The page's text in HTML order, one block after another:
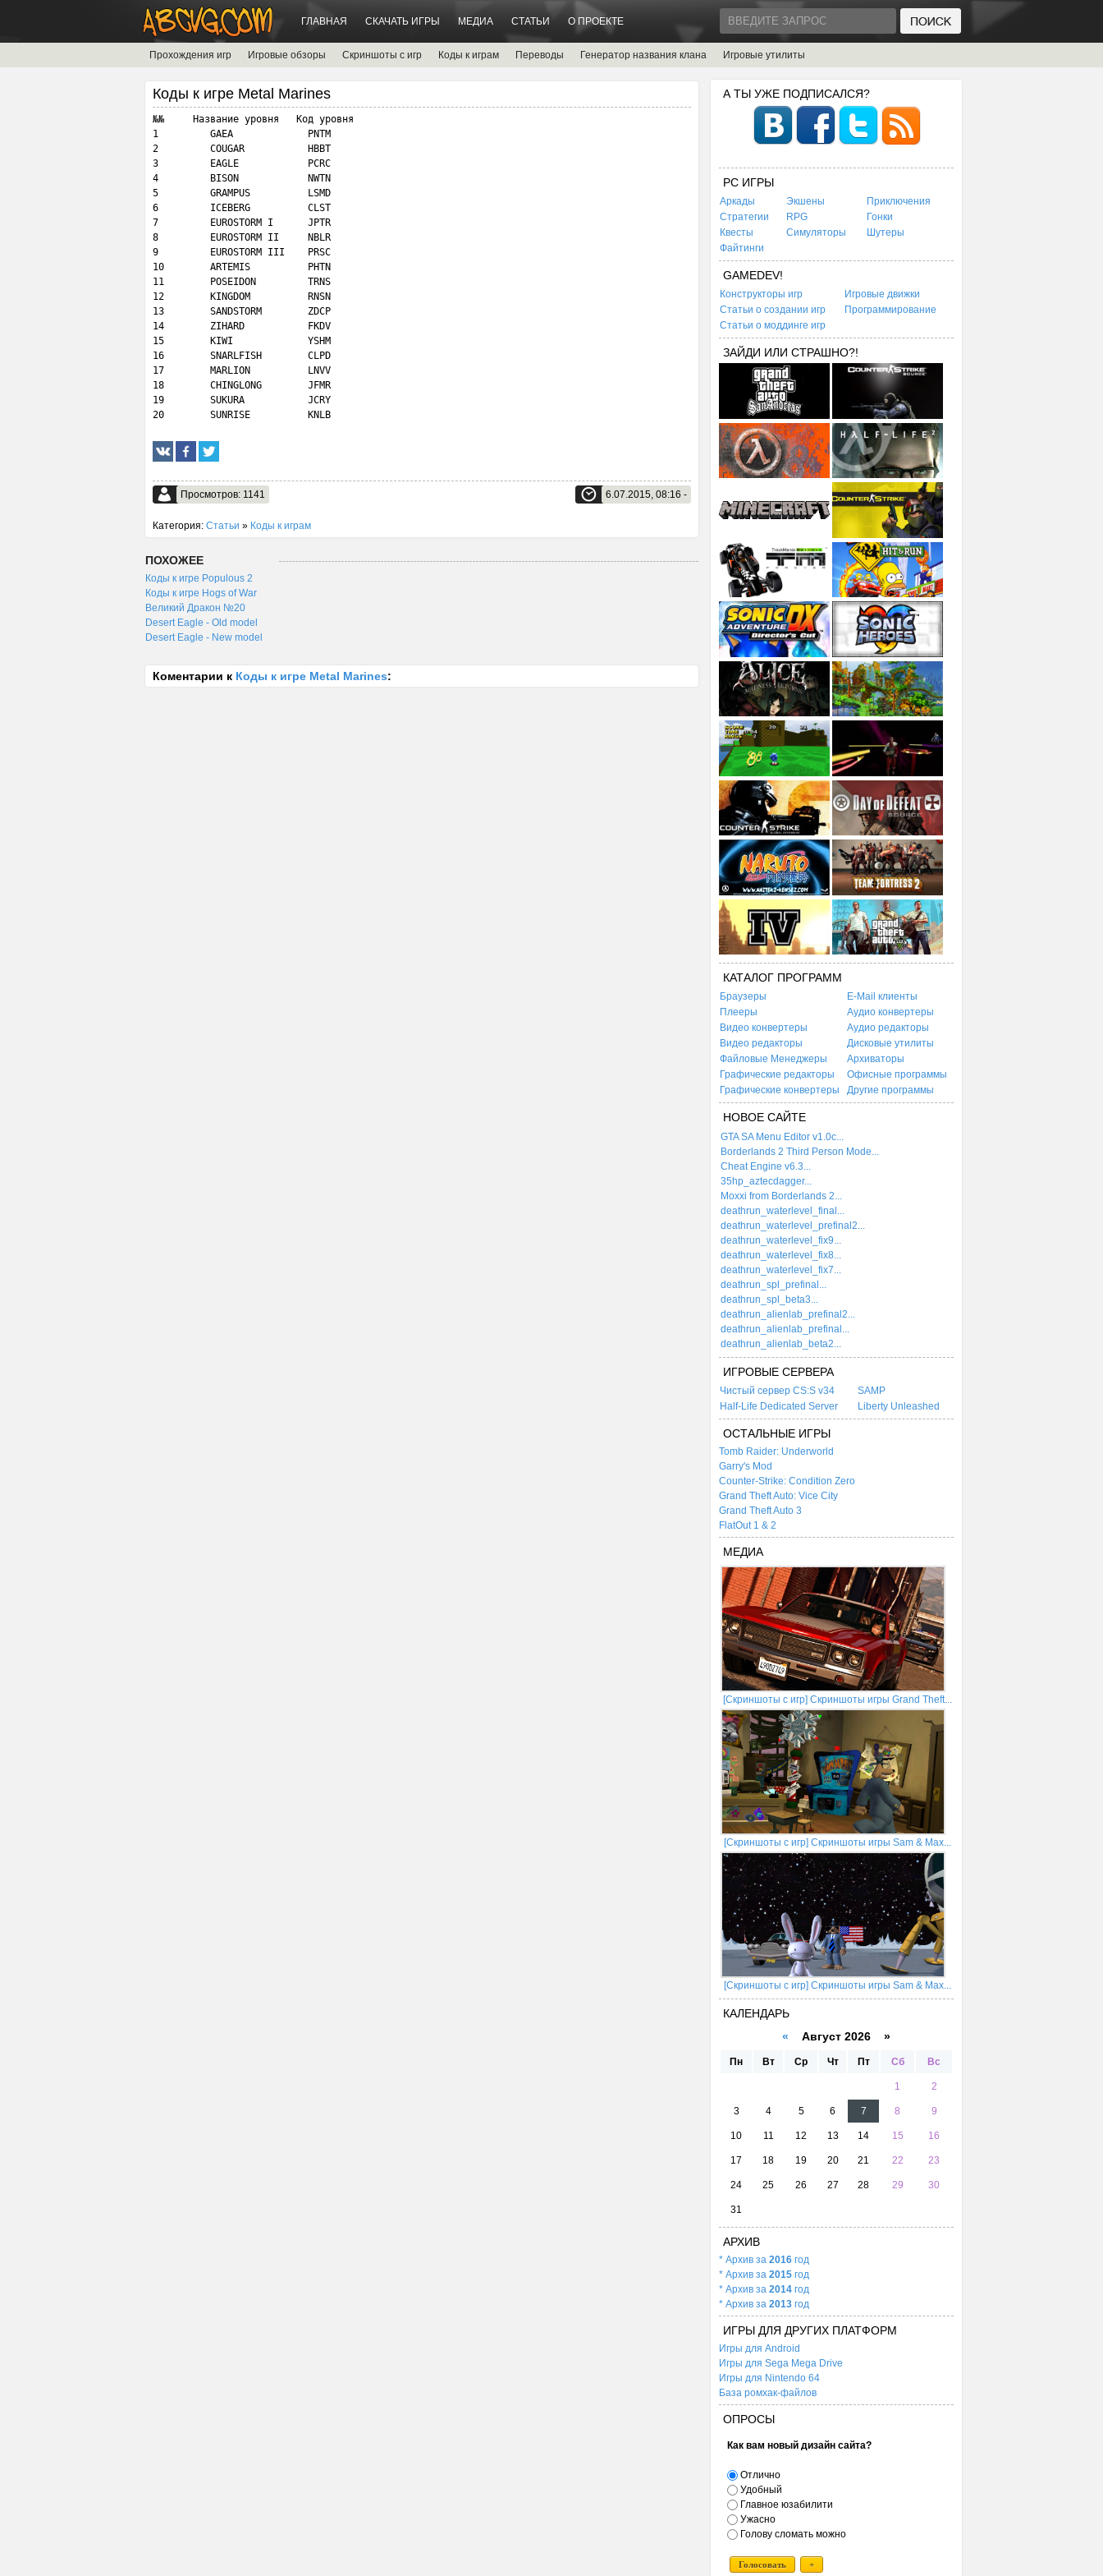
ГЛАВНАЯ СКАЧАТЬ ИГРЫ МЕДИА СТАТЬИ О ПРОЕКТЕ
Прохождения игр Игровые обзоры Скриншоты с игр Коды к играм Переводы Генератор названия клана Игровые утилиты
Коды к игре Metal Marines
№№     Название уровня   Код уровня
1         GAEA             PNTM
2         COUGAR           HBBT
3         EAGLE            PCRC
4         BISON            NWTN
5         GRAMPUS          LSMD
6         ICEBERG          CLST
7         EUROSTORM I      JPTR
8         EUROSTORM II     NBLR
9         EUROSTORM III    PRSC
10        ARTEMIS          PHTN
11        POSEIDON         TRNS
12        KINGDOM          RNSN
13        SANDSTORM        ZDCP
14        ZIHARD           FKDV
15        KIWI             YSHM
16        SNARLFISH        CLPD
17        MARLION          LNVV
18        CHINGLONG        JFMR
19        SUKURA           JCRY
20        SUNRISE          KNLB
Просмотров: 1141 6.07.2015, 08:16 -
Категория: Статьи » Коды к играм
ПОХОЖЕЕ
Коды к игре Populous 2
Коды к игре Hogs of War
Великий Дракон №20
Desert Eagle - Old model
Desert Eagle - New model
Коментарии к Коды к игре Metal Marines:
А ТЫ УЖЕ ПОДПИСАЛСЯ?
PC ИГРЫ
Аркады Экшены
Приключения
Стратегии
RPG
Гонки
Квесты
Симуляторы
Шутеры
Файтинги
GAMEDEV!
Конструкторы игр
Игровые движки
Статьи о создании игр
Программирование
Статьи о моддинге игр
ЗАЙДИ ИЛИ СТРАШНО?!
КАТАЛОГ ПРОГРАММ
Браузеры
E-Mail клиенты
Плееры
Аудио конвертеры
Видео конвертеры
Аудио редакторы
Видео редакторы
Дисковые утилиты
Файловые Менеджеры
Архиваторы
Графические редакторы
Офисные программы
Графические конвертеры
Другие программы
НОВОЕ САЙТЕ
GTA SA Menu Editor v1.0c...
Borderlands 2 Third Person Mode...
Cheat Engine v6.3...
35hp_aztecdagger...
Moxxi from Borderlands 2...
deathrun_waterlevel_final...
deathrun_waterlevel_prefinal2...
deathrun_waterlevel_fix9...
deathrun_waterlevel_fix8...
deathrun_waterlevel_fix7...
deathrun_spl_prefinal...
deathrun_spl_beta3...
deathrun_alienlab_prefinal2...
deathrun_alienlab_prefinal...
deathrun_alienlab_beta2...
ИГРОВЫЕ СЕРВЕРА
Чистый сервер CS:S v34
SAMP
Half-Life Dedicated Server
Liberty Unleashed
ОСТАЛЬНЫЕ ИГРЫ
Tomb Raider: Underworld
Garry's Mod
Counter-Strike: Condition Zero
Grand Theft Auto: Vice City
Grand Theft Auto 3
FlatOut 1 & 2
МЕДИА
[Скриншоты с игр] Скриншоты игры Grand Theft...
[Скриншоты с игр] Скриншоты игры Sam & Max...
[Скриншоты с игр] Скриншоты игры Sam & Max...
КАЛЕНДАРЬ
« Август 2026 »
Пн Вт Ср Чт Пт Сб Вс
1 2
3 4 5 6 7 8 9
10 11 12 13 14 15 16
17 18 19 20 21 22 23
24 25 26 27 28 29 30
31
АРХИВ
* Архив за 2016 год
* Архив за 2015 год
* Архив за 2014 год
* Архив за 2013 год
ИГРЫ ДЛЯ ДРУГИХ ПЛАТФОРМ
Игры для Android
Игры для Sega Mega Drive
Игры для Nintendo 64
База ромхак-файлов
ОПРОСЫ
Как вам новый дизайн сайта?
Отлично
Удобный
Главное юзабилити
Ужасно
Голову сломать можно
Голосовать +